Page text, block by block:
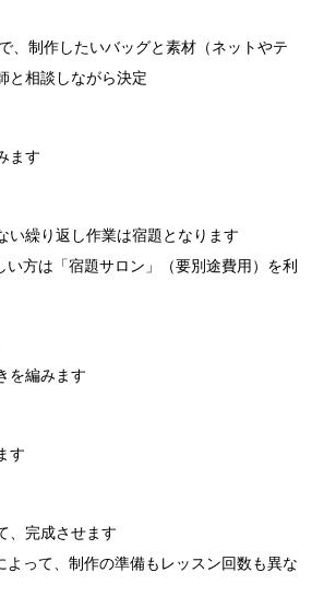
、制作したいバッグと素材（ネットやテ
と相談しながら決定
ます
い繰り返し作業は宿題となります
方は「宿題サロン」（要別途費用）を利
を編みます
す
、完成させます
って、制作の準備もレッスン回数も異な